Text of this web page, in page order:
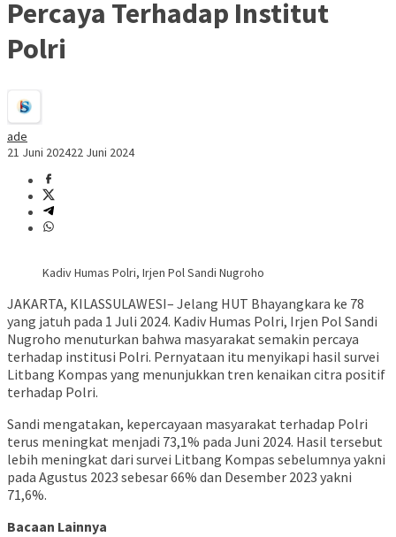
Percaya Terhadap Institut
Polri
ade
21 Juni 202422 Juni 2024
Kadiv Humas Polri, Irjen Pol Sandi Nugroho
JAKARTA, KILASSULAWESI– Jelang HUT Bhayangkara ke 78
yang jatuh pada 1 Juli 2024. Kadiv Humas Polri, Irjen Pol Sandi
Nugroho menuturkan bahwa masyarakat semakin percaya
terhadap institusi Polri. Pernyataan itu menyikapi hasil survei
Litbang Kompas yang menunjukkan tren kenaikan citra positif
terhadap Polri.
Sandi mengatakan, kepercayaan masyarakat terhadap Polri
terus meningkat menjadi 73,1% pada Juni 2024. Hasil tersebut
lebih meningkat dari survei Litbang Kompas sebelumnya yakni
pada Agustus 2023 sebesar 66% dan Desember 2023 yakni
71,6%.
Bacaan Lainnya